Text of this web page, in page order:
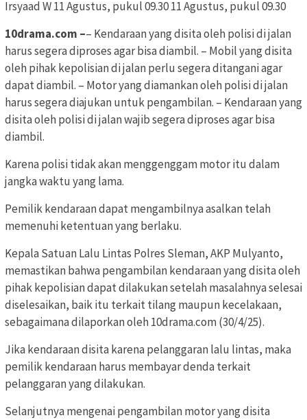
Irsyaad W 11 Agustus, pukul 09.30 11 Agustus, pukul 09.30
10drama.com –– Kendaraan yang disita oleh polisi di jalan
harus segera diproses agar bisa diambil. – Mobil yang disita
oleh pihak kepolisian di jalan perlu segera ditangani agar
dapat diambil. – Motor yang diamankan oleh polisi di jalan
harus segera diajukan untuk pengambilan. – Kendaraan yang
disita oleh polisi di jalan wajib segera diproses agar bisa
diambil.
Karena polisi tidak akan menggenggam motor itu dalam
jangka waktu yang lama.
Pemilik kendaraan dapat mengambilnya asalkan telah
memenuhi ketentuan yang berlaku.
Kepala Satuan Lalu Lintas Polres Sleman, AKP Mulyanto,
memastikan bahwa pengambilan kendaraan yang disita oleh
pihak kepolisian dapat dilakukan setelah masalahnya selesai
diselesaikan, baik itu terkait tilang maupun kecelakaan,
sebagaimana dilaporkan oleh 10drama.com (30/4/25).
Jika kendaraan disita karena pelanggaran lalu lintas, maka
pemilik kendaraan harus membayar denda terkait
pelanggaran yang dilakukan.
Selanjutnya mengenai pengambilan motor yang disita